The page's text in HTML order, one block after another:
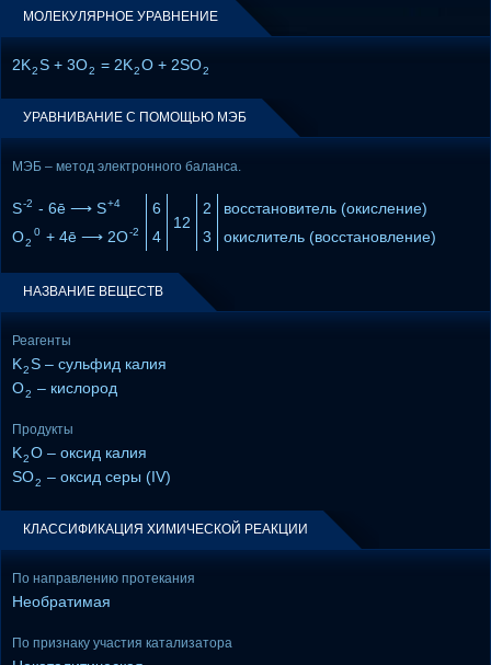
МОЛЕКУЛЯРНОЕ УРАВНЕНИЕ
2K2S + 3O2 = 2K2O + 2SO2
УРАВНИВАНИЕ С ПОМОЩЬЮ МЭБ
МЭБ – метод электронного баланса.
S-2 - 6ē ⟶ S+4
6
12
2
восстановитель (окисление)
O2
0 + 4ē ⟶ 2O-2 4 3 окислитель (восстановление)
НАЗВАНИЕ ВЕЩЕСТВ
Реагенты
K2S – сульфид калия
O2 – кислород
Продукты
K2O – оксид калия
SO2 – оксид серы (IV)
КЛАССИФИКАЦИЯ ХИМИЧЕСКОЙ РЕАКЦИИ
По направлению протекания
Необратимая
По признаку участия катализатора